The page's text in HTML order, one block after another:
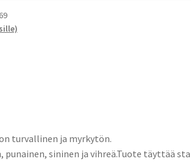
turvallinen ja myrkytön.
sininen ja vihreä.Tuote täyttää